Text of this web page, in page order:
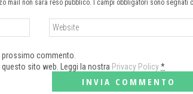
mail non sarà reso pubblico. I campi obbligatori sono segnati
commento.
sito web. Leggi la nostra Privacy Policy*